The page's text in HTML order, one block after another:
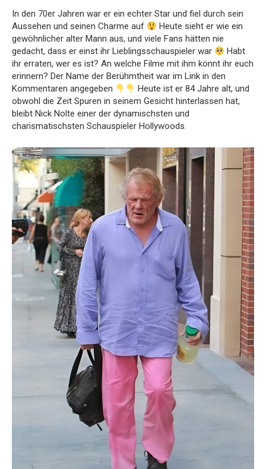
In den 70er Jahren war er ein echter Star und fiel durch sein
Aussehen und seinen Charme auf
Heute sieht er wie ein
gewöhnlicher alter Mann aus, und viele Fans hätten nie
gedacht, dass er einst ihr Lieblingsschauspieler war
Habt
ihr erraten, wer es ist? An welche Filme mit ihm könnt ihr euch
erinnern? Der Name der Berühmtheit war im Link in den
Kommentaren angegeben
Heute ist er 84 Jahre alt, und
obwohl die Zeit Spuren in seinem Gesicht hinterlassen hat,
bleibt Nick Nolte einer der dynamischsten und
charismatischsten Schauspieler Hollywoods.